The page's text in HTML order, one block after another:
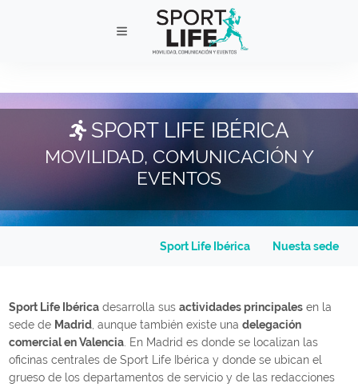
SPORT LIFE IBÉRICA
MOVILIDAD, COMUNICACIÓN Y
EVENTOS
Sport Life Ibérica Nuesta sede
Sport Life Ibéricadesarrolla sus actividades principalesen la
sede de Madrid, aunque también existe una delegación
comercial en Valencia. En Madrid es donde se localizan las
oficinas centrales de Sport Life Ibérica y donde se ubican el
grueso de los departamentos de servicio y de las redacciones